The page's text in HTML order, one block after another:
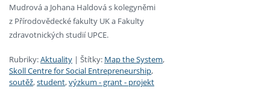
Mudrová a Johana Haldová s kolegyněmi
z Přírodovědecké fakulty UK a Fakulty
zdravotnických studií UPCE.
Rubriky:Aktuality | Štítky: Map the System,
Skoll Centre for Social Entrepreneurship,
soutěž,student,výzkum - grant - projekt